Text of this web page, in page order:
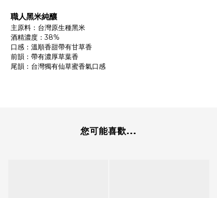
職人黑米純釀
主原料：台灣原生種黑米
酒精濃度：38%
口感：溫順香甜帶有甘草香
前韻：帶有濃厚草葉香
尾韻：台灣獨有仙草蜜香氣口感
您可能喜歡...